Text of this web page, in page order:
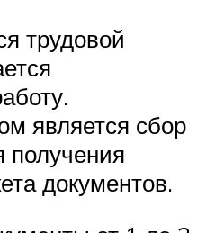
трудовой
является сбор
получения
документов.